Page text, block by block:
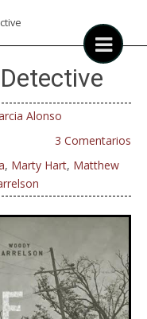
Alonso
3 Comentarios
, Marty Hart, Matthew